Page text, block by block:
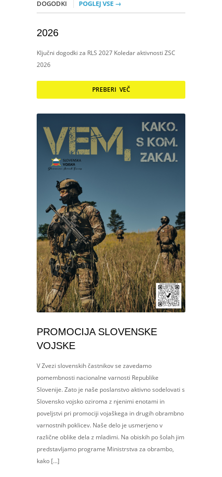
DOGODKI POGLEJ VSE →
2026
Ključni dogodki za RLS 2027 Koledar aktivnosti ZSC
2026
PREBERI VEČ
PROMOCIJA SLOVENSKE
VOJSKE
V Zvezi slovenskih častnikov se zavedamo
pomembnosti nacionalne varnosti Republike
Slovenije. Zato je naše poslanstvo aktivno sodelovati s
Slovensko vojsko oziroma z njenimi enotami in
poveljstvi pri promociji vojaškega in drugih obrambno
varnostnih poklicev. Naše delo je usmerjeno v
različne oblike dela z mladimi. Na obiskih po šolah jim
predstavljamo programe Ministrstva za obrambo,
kako […]